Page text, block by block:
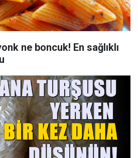
ne boncuk! En sağlıklı